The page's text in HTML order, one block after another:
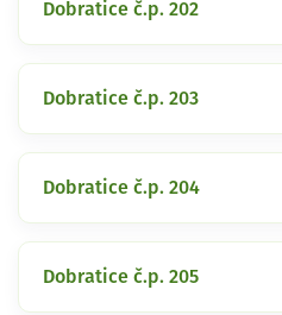
Dobratice č.p. 202
Dobratice č.p. 203
Dobratice č.p. 204
Dobratice č.p. 205